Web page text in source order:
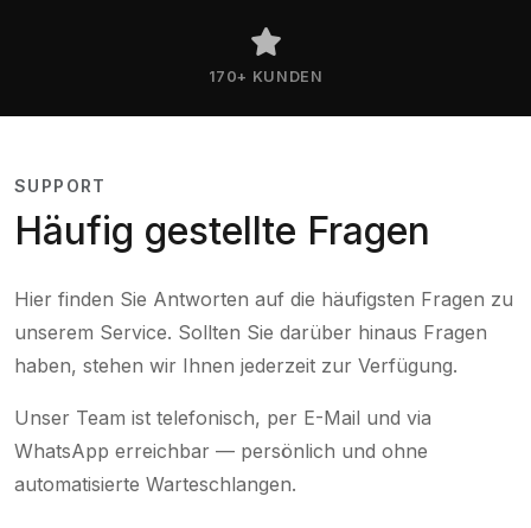
170+ KUNDEN
SUPPORT
Häufig gestellte Fragen
Hier finden Sie Antworten auf die häufigsten Fragen zu
unserem Service. Sollten Sie darüber hinaus Fragen
haben, stehen wir Ihnen jederzeit zur Verfügung.
Unser Team ist telefonisch, per E-Mail und via
WhatsApp erreichbar — persönlich und ohne
automatisierte Warteschlangen.